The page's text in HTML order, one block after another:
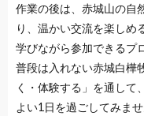
作業の後は、赤城山の自
り、温かい交流を楽しめ
学びながら参加できるプ
普段は入れない赤城白樺
く・体験する」を通して
よい1日を過ごしてみま